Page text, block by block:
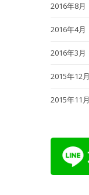
2016年8月
2016年4月
2016年3月
2015年12月
2015年11月